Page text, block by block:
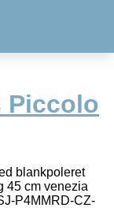
Piccolo
blankpoleret
45 cm venezia
P4MMRD-CZ-